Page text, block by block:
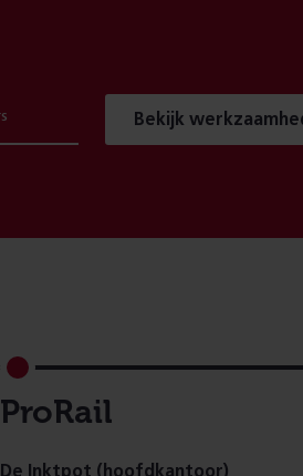
Bekijk
ProRail
De Inktpot (hoofdkantoor)